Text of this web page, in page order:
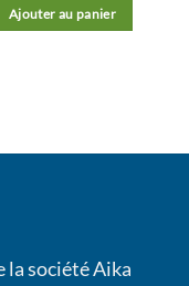
Ajouter au panier
la société Aika